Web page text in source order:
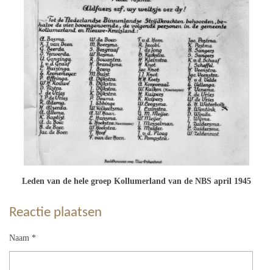
Leden van de hele groep Kollumerland van de NBS april 1945
Reactie plaatsen
Naam *